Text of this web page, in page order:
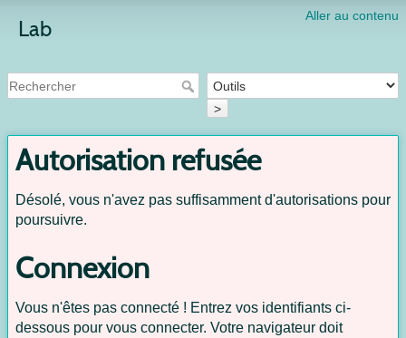
Aller au contenu
Lab
>
Autorisation refusée
Désolé, vous n'avez pas suffisamment d'autorisations pour
poursuivre.
Connexion
Vous n'êtes pas connecté ! Entrez vos identifiants ci-
dessous pour vous connecter. Votre navigateur doit